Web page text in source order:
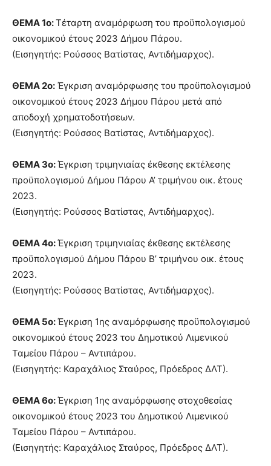
ΘΕΜΑ 1ο:Τέταρτη αναμόρφωση του προϋπολογισμού
οικονομικού έτους 2023 Δήμου Πάρου.
(Εισηγητής: Ρούσσος Βατίστας, Αντιδήμαρχος).
ΘΕΜΑ 2ο: Έγκριση αναμόρφωσης του προϋπολογισμού
οικονομικού έτους 2023 Δήμου Πάρου μετά από
αποδοχή χρηματοδοτήσεων.
(Εισηγητής: Ρούσσος Βατίστας, Αντιδήμαρχος).
ΘΕΜΑ 3ο:Έγκριση τριμηνιαίας έκθεσης εκτέλεσης
προϋπολογισμού Δήμου Πάρου A’ τριμήνου οικ. έτους
2023.
(Εισηγητής: Ρούσσος Βατίστας, Αντιδήμαρχος).
ΘΕΜΑ 4ο:Έγκριση τριμηνιαίας έκθεσης εκτέλεσης
προϋπολογισμού Δήμου Πάρου Β’ τριμήνου οικ. έτους
2023.
(Εισηγητής: Ρούσσος Βατίστας, Αντιδήμαρχος).
ΘΕΜΑ 5ο:Έγκριση 1ης αναμόρφωσης προϋπολογισμού
οικονομικού έτους 2023 του Δημοτικού Λιμενικού
Ταμείου Πάρου – Αντιπάρου.
(Εισηγητής: Καραχάλιος Σταύρος, Πρόεδρος ΔΛΤ).
ΘΕΜΑ 6ο:Έγκριση 1ης αναμόρφωσης στοχοθεσίας
οικονομικού έτους 2023 του Δημοτικού Λιμενικού
Ταμείου Πάρου – Αντιπάρου.
(Εισηγητής: Καραχάλιος Σταύρος, Πρόεδρος ΔΛΤ).